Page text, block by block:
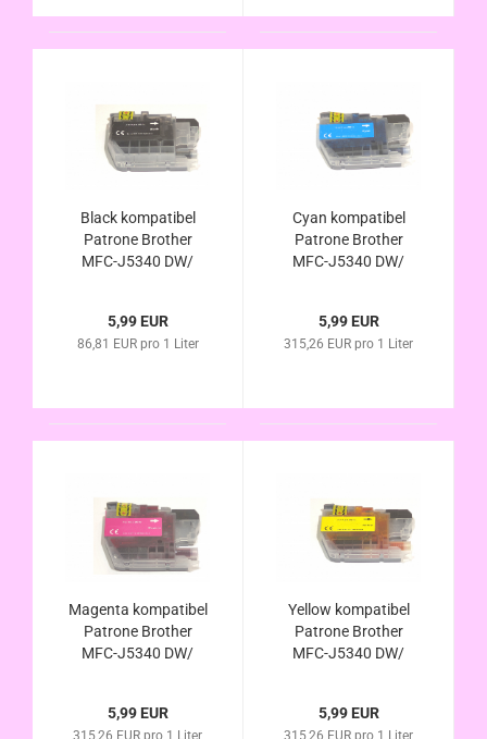
Black kompatibel
Patrone Brother
MFC-J5340 DW/
LC422Bk alternativ
5,99 EUR
86,81 EUR pro 1 Liter
Cyan kompatibel
Patrone Brother
MFC-J5340 DW/
alternativ
5,99 EUR
315,26 EUR pro 1 Liter
Magenta kompatibel
Patrone Brother
MFC-J5340 DW/
LC422M alternativ
5,99 EUR
315,26 EUR pro 1 Liter
Yellow kompatibel
Patrone Brother
MFC-J5340 DW/
alternativ
5,99 EUR
315,26 EUR pro 1 Liter